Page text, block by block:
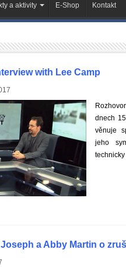
a aktivity E-Shop Kontakt
with Lee Camp
dnech
věnuje
jeho
a Abby Martin o